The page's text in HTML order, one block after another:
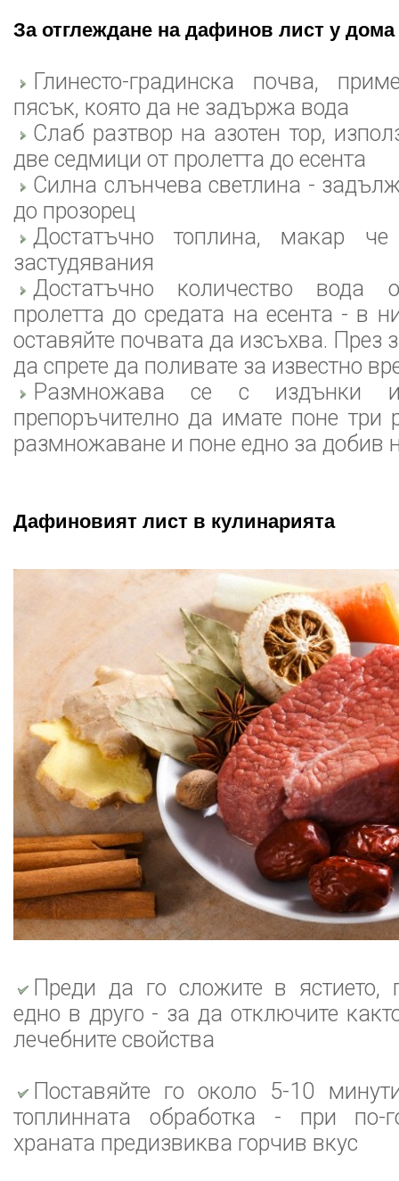
За отглеждане на дафинов лист у
Глинесто-градинска почва,
пясък, която да не задържа вода
Слаб разтвор на азотен тор,
две седмици от пролетта до есента
Силна слънчева светлина -
до прозорец
Достатъчно топлина, макар
застудявания
Достатъчно количество вода
пролетта до средата на есента - в
оставяйте почвата да изсъхва. През
да спрете да поливате за известно
Размножава се с
препоръчително да имате поне три
размножаване и поне едно за добив
Дафиновият лист в кулинарията
Преди да го сложите в ястието,
едно в друго - за да отключите
лечебните свойства
Поставяйте го около 5-10
топлинната обработка - при по-
храната предизвиква горчив вкус